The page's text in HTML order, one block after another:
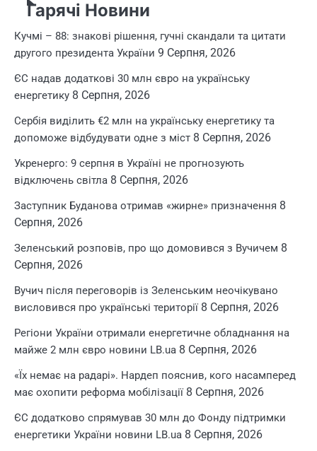
Гарячі Новини
Кучмі – 88: знакові рішення, гучні скандали та цитати
другого президента України 9 Серпня, 2026
ЄС надав додаткові 30 млн євро на українську
енергетику 8 Серпня, 2026
Сербія виділить €2 млн на українську енергетику та
допоможе відбудувати одне з міст 8 Серпня, 2026
Укренерго: 9 серпня в Україні не прогнозують
відключень світла 8 Серпня, 2026
Заступник Буданова отримав «жирне» призначення 8
Серпня, 2026
Зеленський розповів, про що домовився з Вучичем 8
Серпня, 2026
Вучич після переговорів із Зеленським неочікувано
висловився про українські території 8 Серпня, 2026
Регіони України отримали енергетичне обладнання на
майже 2 млн євро новини LB.ua 8 Серпня, 2026
«Їх немає на радарі». Нардеп пояснив, кого насамперед
має охопити реформа мобілізації 8 Серпня, 2026
ЄС додатково спрямував 30 млн до Фонду підтримки
енергетики України новини LB.ua 8 Серпня, 2026